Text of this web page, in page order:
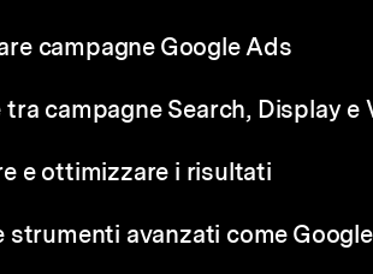
campagne Google Ads
tra campagne Search, Display e
e ottimizzare i risultati
strumenti avanzati come